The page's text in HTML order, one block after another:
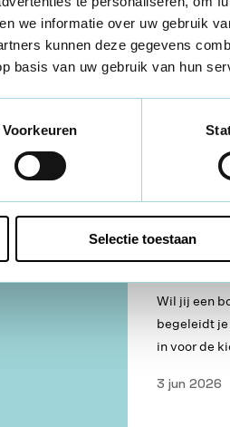
we informatie over uw gebruik
kunnen deze gegevens
basis van uw gebruik van hun
Voorkeuren
Selectie toestaan
Aanbod &
Wil jij een
begeleidt
in voor de
3 jun 2026